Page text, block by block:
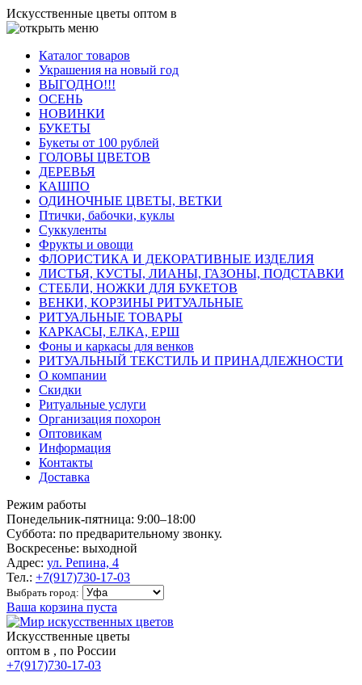
Искусственные цветы оптом в
Каталог товаров
Украшения на новый год
ВЫГОДНО!!!
ОСЕНЬ
НОВИНКИ
БУКЕТЫ
Букеты от 100 рублей
ГОЛОВЫ ЦВЕТОВ
ДЕРЕВЬЯ
КАШПО
ОДИНОЧНЫЕ ЦВЕТЫ, ВЕТКИ
Птички, бабочки, куклы
Суккуленты
Фрукты и овощи
ФЛОРИСТИКА И ДЕКОРАТИВНЫЕ ИЗДЕЛИЯ
ЛИСТЬЯ, КУСТЫ, ЛИАНЫ, ГАЗОНЫ, ПОДСТАВКИ
СТЕБЛИ, НОЖКИ ДЛЯ БУКЕТОВ
ВЕНКИ, КОРЗИНЫ РИТУАЛЬНЫЕ
РИТУАЛЬНЫЕ ТОВАРЫ
КАРКАСЫ, ЕЛКА, ЕРШ
Фоны и каркасы для венков
РИТУАЛЬНЫЙ ТЕКСТИЛЬ И ПРИНАДЛЕЖНОСТИ
О компании
Скидки
Ритуальные услуги
Организация похорон
Оптовикам
Информация
Контакты
Доставка
Режим работы
Понедельник-пятница: 9:00–18:00
Суббота: по предварительному звонку.
Воскресенье: выходной
Адрес: ул. Репина, 4
Тел.: +7(917)730-17-03
Выбрать город:
Ваша корзина пуста
Искусственные цветы
оптом в , по России
+7(917)730-17-03